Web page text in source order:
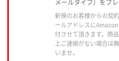
新規のお客様からの契
ールアドレスに
付させて頂きます。商
上ご連絡がない場合は
いませ。